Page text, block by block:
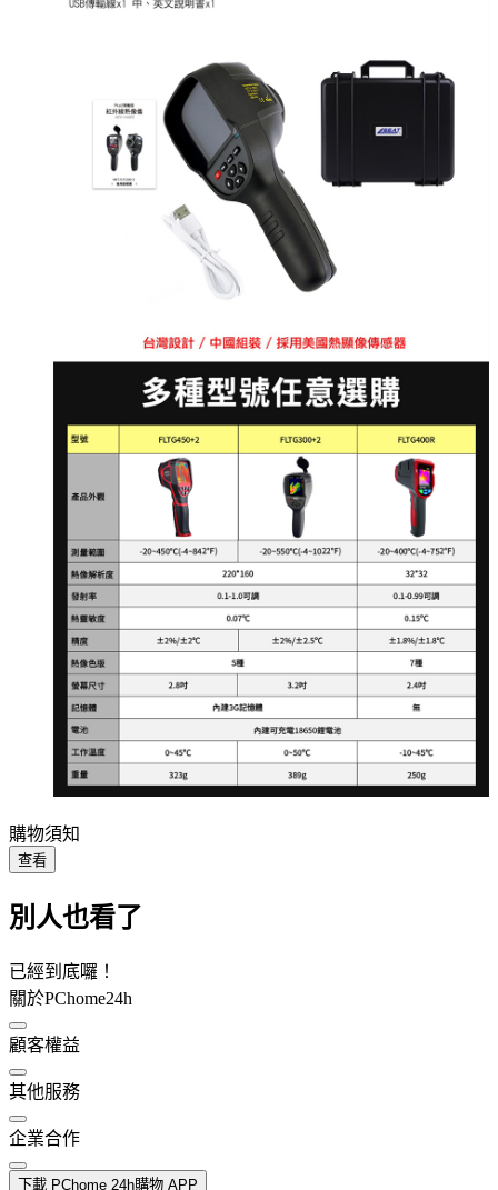
購物須知
查看
別人也看了
已經到底囉！
關於PChome24h
顧客權益
其他服務
企業合作
下載 PChome 24h購物 APP